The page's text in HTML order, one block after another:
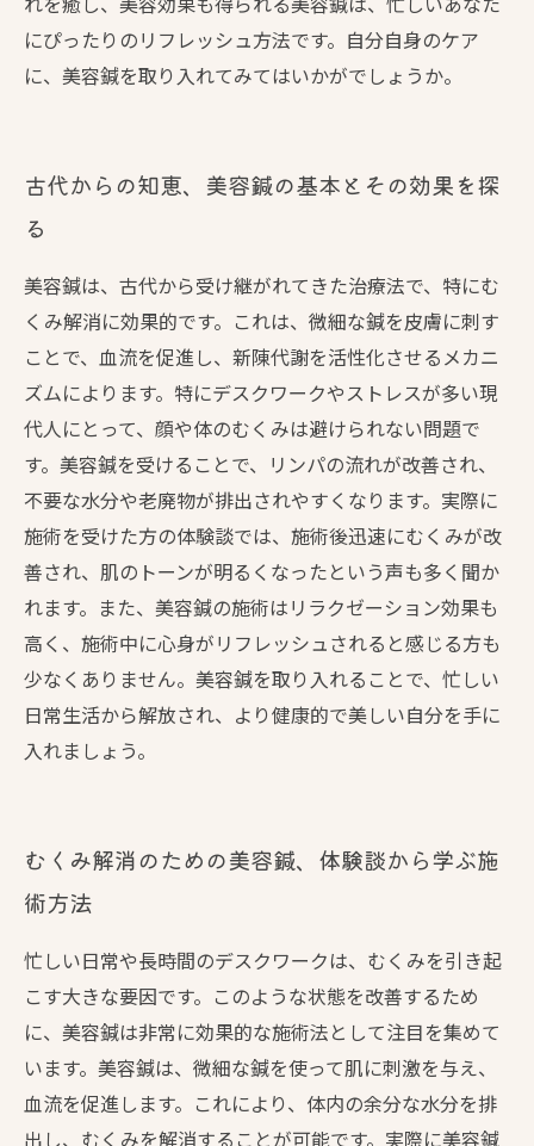
にぴったりのリフレッシュ方法です。自分自身のケア
に、美容鍼を取り入れてみてはいかがでしょうか。
古代からの知恵、美容鍼の基本とその効果を探
る
美容鍼は、古代から受け継がれてきた治療法で、特にむ
くみ解消に効果的です。これは、微細な鍼を皮膚に刺す
ことで、血流を促進し、新陳代謝を活性化させるメカニ
ズムによります。特にデスクワークやストレスが多い現
代人にとって、顔や体のむくみは避けられない問題で
す。美容鍼を受けることで、リンパの流れが改善され、
不要な水分や老廃物が排出されやすくなります。実際に
施術を受けた方の体験談では、施術後迅速にむくみが改
善され、肌のトーンが明るくなったという声も多く聞か
れます。また、美容鍼の施術はリラクゼーション効果も
高く、施術中に心身がリフレッシュされると感じる方も
少なくありません。美容鍼を取り入れることで、忙しい
日常生活から解放され、より健康的で美しい自分を手に
入れましょう。
むくみ解消のための美容鍼、体験談から学ぶ施
術方法
忙しい日常や長時間のデスクワークは、むくみを引き起
こす大きな要因です。このような状態を改善するため
に、美容鍼は非常に効果的な施術法として注目を集めて
います。美容鍼は、微細な鍼を使って肌に刺激を与え、
血流を促進します。これにより、体内の余分な水分を排
出し、むくみを解消することが可能です。実際に美容鍼